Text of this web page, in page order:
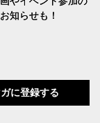
知らせも！
に登録する